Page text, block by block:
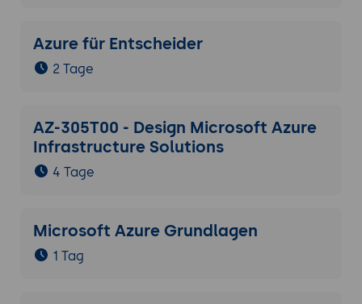
Azure für Entscheider
2 Tage
AZ-305T00 - Design Microsoft Azure
Infrastructure Solutions
4 Tage
Microsoft Azure Grundlagen
1 Tag